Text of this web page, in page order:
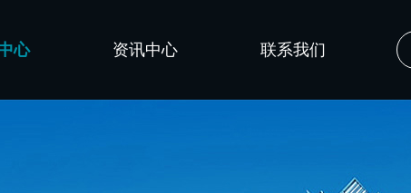
心 资讯中心 联系我们